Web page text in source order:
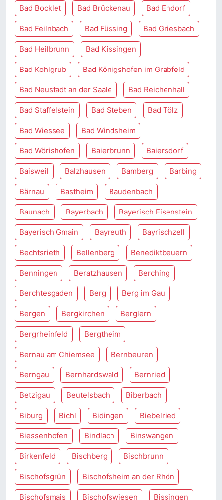
Bad Bocklet Bad Brückenau Bad Endorf
Bad Feilnbach Bad Füssing Bad Griesbach
Bad Heilbrunn Bad Kissingen
Bad Kohlgrub Bad Königshofen im Grabfeld
Bad Neustadt an der Saale Bad Reichenhall
Bad Staffelstein Bad Steben Bad Tölz
Bad Wiessee Bad Windsheim
Bad Wörishofen Baierbrunn Baiersdorf
Baisweil Balzhausen Bamberg Barbing
Bärnau Bastheim Baudenbach
Baunach Bayerbach Bayerisch Eisenstein
Bayerisch Gmain Bayreuth Bayrischzell
Bechtsrieth Bellenberg Benediktbeuern
Benningen Beratzhausen Berching
Berchtesgaden Berg Berg im Gau
Bergen Bergkirchen Berglern
Bergrheinfeld Bergtheim
Bernau am Chiemsee Bernbeuren
Berngau Bernhardswald Bernried
Betzigau Beutelsbach Biberbach
Biburg Bichl Bidingen Biebelried
Biessenhofen Bindlach Binswangen
Birkenfeld Bischberg Bischbrunn
Bischofsgrün Bischofsheim an der Rhön
Bischofsmais Bischofswiesen Bissingen